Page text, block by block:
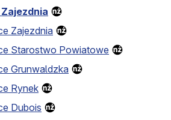
Zajezdnia
Starostwo Powiatowe
Grunwaldzka
Rynek
Dubois